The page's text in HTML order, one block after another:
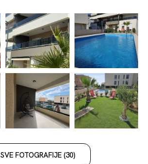
SVE FOTOGRAFIJE (30)